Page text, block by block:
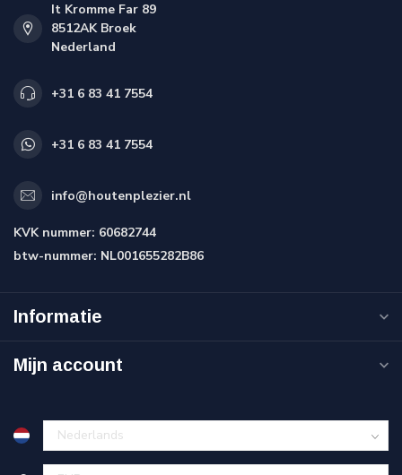
It Kromme Far 89
8512AK Broek
Nederland
+31 6 83 41 7554
+31 6 83 41 7554
info@houtenplezier.nl
KVK nummer: 60682744
btw-nummer: NL001655282B86
Informatie
Mijn account